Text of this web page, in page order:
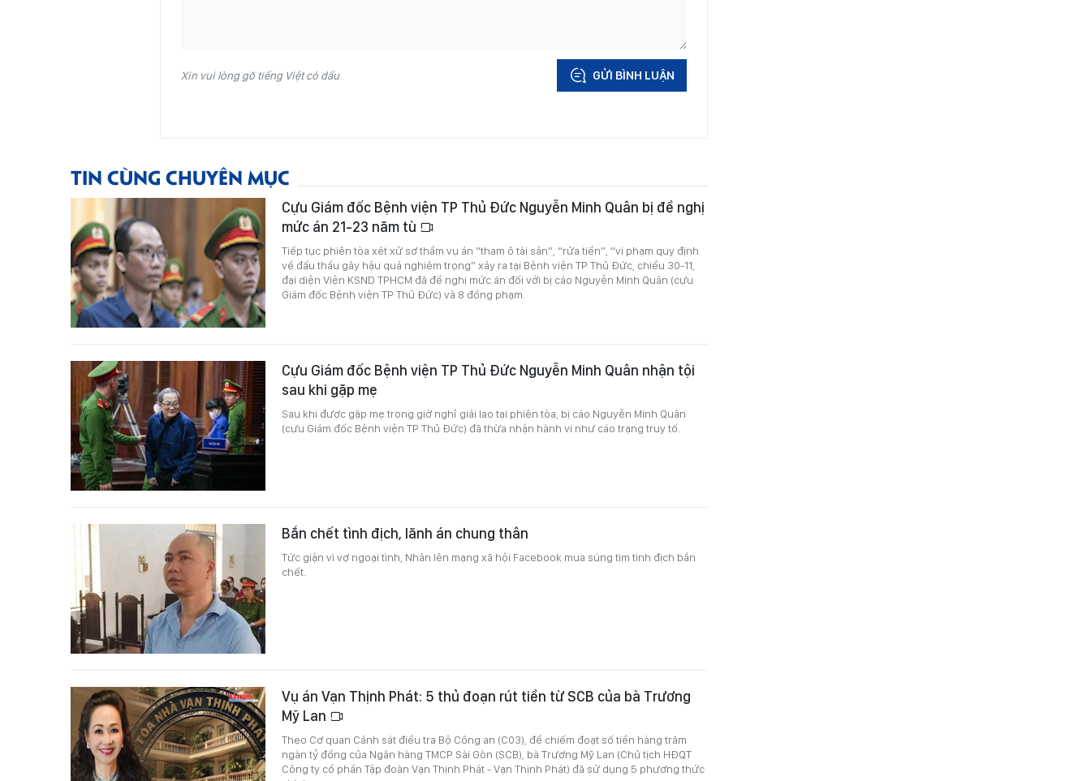
Xin vui lòng gõ tiếng Việt có dấu GỬI BÌNH LUẬN
TIN CÙNG CHUYÊN MỤC
Cựu Giám đốc Bệnh viện TP Thủ Đức Nguyễn Minh Quân bị đề nghị
mức án 21-23 năm tù
Tiếp tục phiên tòa xét xử sơ thẩm vụ án “tham ô tài sản”, “rửa tiền”, “vi phạm quy định
về đấu thầu gây hậu quả nghiêm trọng” xảy ra tại Bệnh viện TP Thủ Đức, chiều 30-11,
đại diện Viện KSND TPHCM đã đề nghị mức án đối với bị cáo Nguyễn Minh Quân (cựu
Giám đốc Bệnh viện TP Thủ Đức) và 8 đồng phạm.
Cựu Giám đốc Bệnh viện TP Thủ Đức Nguyễn Minh Quân nhận tội
sau khi gặp mẹ
Sau khi được gặp mẹ trong giờ nghỉ giải lao tại phiên tòa, bị cáo Nguyễn Minh Quân
(cựu Giám đốc Bệnh viện TP Thủ Đức) đã thừa nhận hành vi như cáo trạng truy tố.
Bắn chết tình địch, lãnh án chung thân
Tức giận vì vợ ngoại tình, Nhân lên mạng xã hội Facebook mua súng tìm tình địch bắn
chết.
Vụ án Vạn Thịnh Phát: 5 thủ đoạn rút tiền từ SCB của bà Trương
Mỹ Lan
Theo Cơ quan Cảnh sát điều tra Bộ Công an (C03), để chiếm đoạt số tiền hàng trăm
ngàn tỷ đồng của Ngân hàng TMCP Sài Gòn (SCB), bà Trương Mỹ Lan (Chủ tịch HĐQT
Công ty cổ phần Tập đoàn Vạn Thịnh Phát - Vạn Thịnh Phát) đã sử dụng 5 phương thức